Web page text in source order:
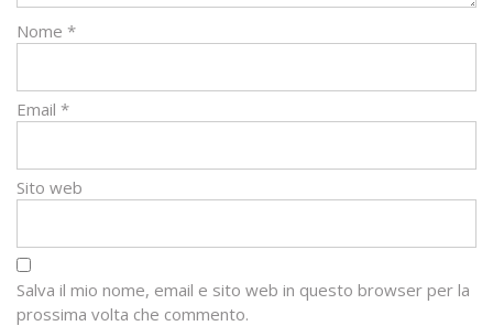
Nome *
Email *
Sito web
Salva il mio nome, email e sito web in questo browser per la
prossima volta che commento.